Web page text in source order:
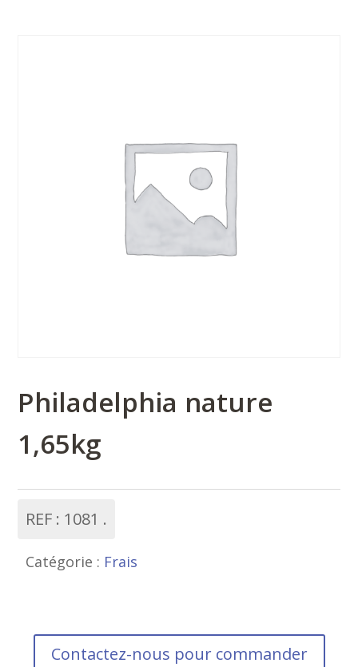
Philadelphia nature
1,65kg
REF : 1081
Catégorie : Frais
Contactez-nous pour commander